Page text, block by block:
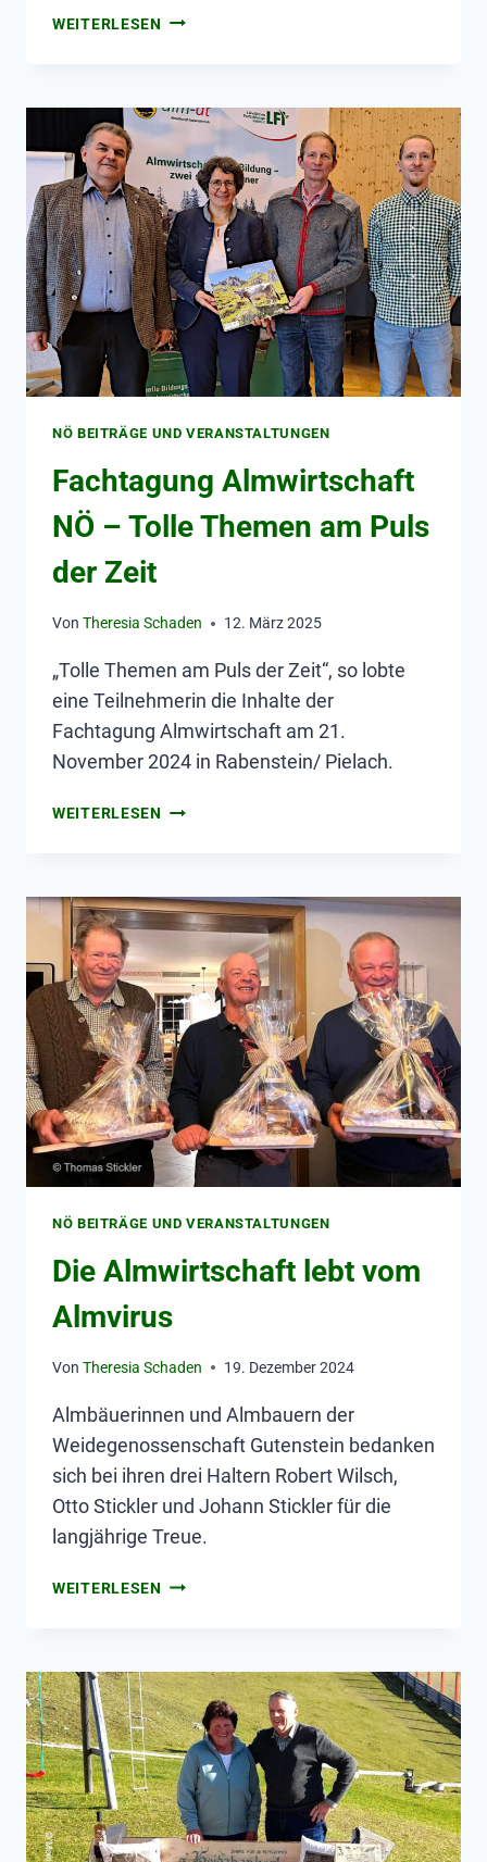
WEITERLESEN
NÖ BEITRÄGE UND VERANSTALTUNGEN
Fachtagung Almwirtschaft
NÖ – Tolle Themen am Puls
der Zeit
Von Theresia Schaden 12. März 2025
„Tolle Themen am Puls der Zeit“, so lobte
eine Teilnehmerin die Inhalte der
Fachtagung Almwirtschaft am 21.
November 2024 in Rabenstein/ Pielach.
WEITERLESEN
NÖ BEITRÄGE UND VERANSTALTUNGEN
Die Almwirtschaft lebt vom
Almvirus
Von Theresia Schaden 19. Dezember 2024
Almbäuerinnen und Almbauern der
Weidegenossenschaft Gutenstein bedanken
sich bei ihren drei Haltern Robert Wilsch,
Otto Stickler und Johann Stickler für die
langjährige Treue.
WEITERLESEN